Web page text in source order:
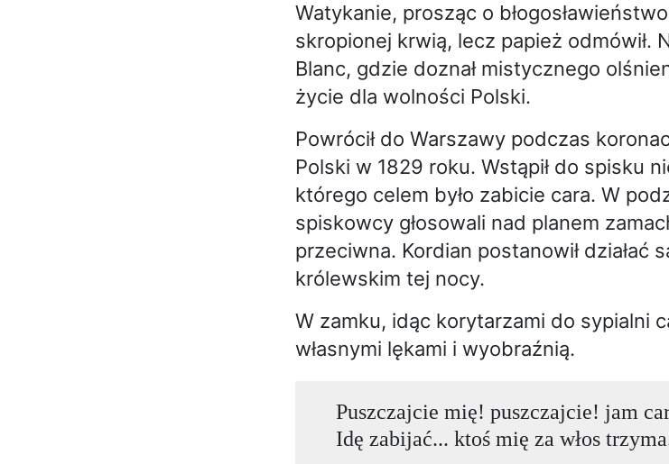
Watykanie, prosząc o
skropionej krwią, lecz papież odmówił.
Blanc, gdzie doznał mistycznego
życie dla wolności Polski.
Powrócił do Warszawy podczas
Polski w 1829 roku. Wstąpił do spisku
którego celem było zabicie cara. W
spiskowcy głosowali nad planem
przeciwna. Kordian postanowił działać
królewskim tej nocy.
W zamku, idąc korytarzami do sypialni
własnymi lękami i wyobraźnią.
Puszczajcie mię! puszczajcie! jam
Idę zabijać... ktoś mię za włos